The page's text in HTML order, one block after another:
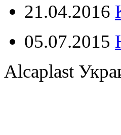
21.04.2016
05.07.2015
Alcaplast